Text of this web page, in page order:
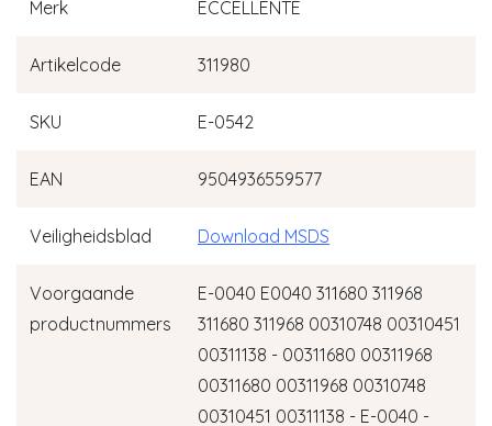
Merk ECCELLENTE
Artikelcode 311980
SKU E-0542
EAN 9504936559577
Veiligheidsblad Download MSDS
Voorgaande
productnummers
E-0040 E0040 311680 311968
311680 311968 00310748 00310451
00311138 - 00311680 00311968
00311680 00311968 00310748
00310451 00311138 - E-0040 -